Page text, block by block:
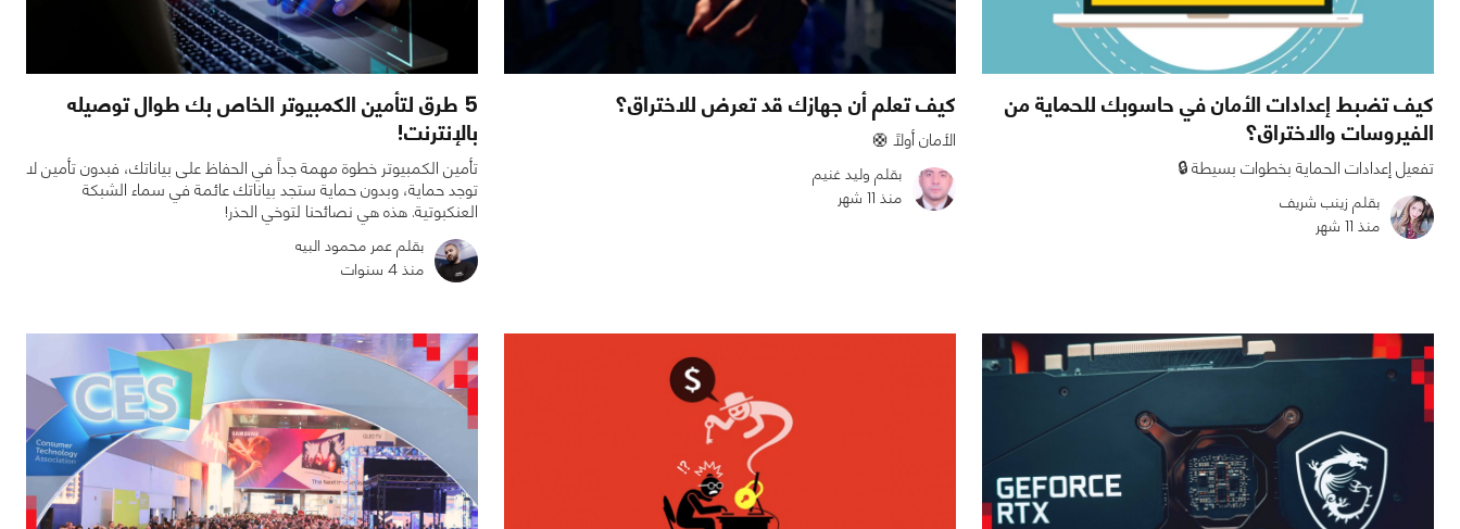
كيف تضبط إعدادات الأمان في حاسوبك للحماية من
الفيروسات والاختراق؟
تفعيل إعدادات الحماية بخطوات بسيطة 🔒
بقلم زينب شريف
منذ 11 شهر
كيف تعلم أن جهازك قد تعرض للاختراق؟
الأمان أولًا 🛟
بقلم وليد غنيم
منذ 11 شهر
5 طرق لتأمين الكمبيوتر الخاص بك طوال توصيله
بالإنترنت!
تأمين الكمبيوتر خطوة مهمة جداً في الحفاظ على بياناتك، فبدون تأمين لا
توجد حماية، وبدون حماية ستجد بياناتك عائمة في سماء الشبكة
العنكبوتية. هذه هي نصائحنا لتوخي الحذر!
بقلم عمر محمود البيه
منذ 4 سنوات